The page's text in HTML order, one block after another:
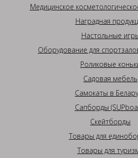
Медицинское
Наградная
Настольные
Оборудование для
Роликовые
Садовая мебель
Самокаты в
Сапборды
Скейтборды
Товары для
Товары для